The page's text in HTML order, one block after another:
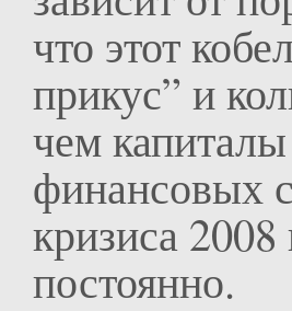
что этот
прикус” и
чем
финансовых
кризиса
постоянно.